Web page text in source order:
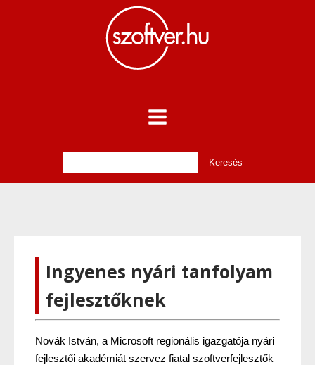
Ingyenes nyári tanfolyam
fejlesztőknek
Novák István, a Microsoft regionális igazgatója nyári
fejlesztői akadémiát szervez fiatal szoftverfejlesztők